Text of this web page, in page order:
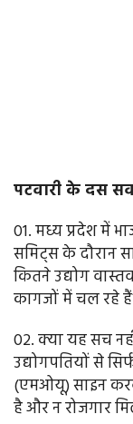
पटवारी के दस
01. मध्य प्रदेश में
समिट्स के दौरान
कितने उद्योग
कागजों में चल रहे
02. क्या यह सच
उद्योगपतियों से
(एमओयू) साइन
है और न रोजगार